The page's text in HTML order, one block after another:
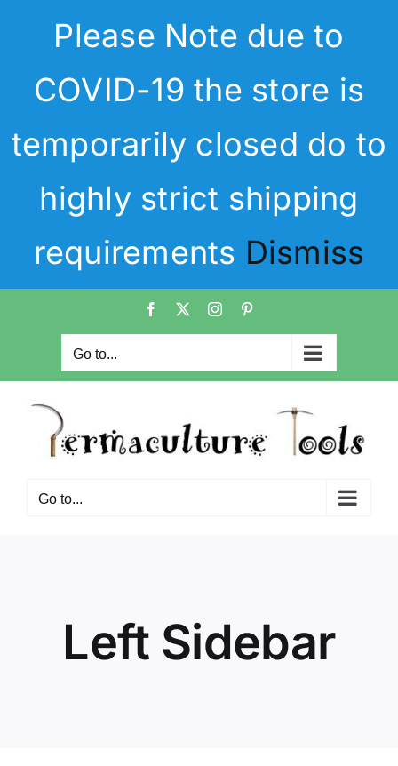
Please Note due to
COVID-19 the store is
temporarily closed do to
highly strict shipping
requirements Dismiss
Facebook Instagram
Go to...
Go to...
Left Sidebar